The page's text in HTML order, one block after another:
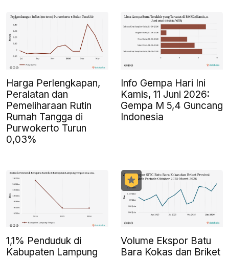
Harga Perlengkapan,
Peralatan dan
Pemeliharaan Rutin
Rumah Tangga di
Purwokerto Turun
0,03%
Info Gempa Hari Ini
Kamis, 11 Juni 2026:
Gempa M 5,4 Guncang
Indonesia
1,1% Penduduk di
Kabupaten Lampung
Volume Ekspor Batu
Bara Kokas dan Briket